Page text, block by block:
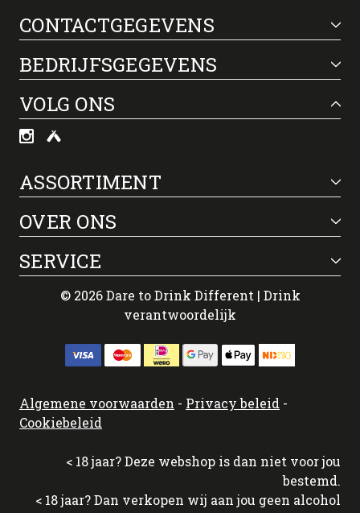
CONTACTGEGEVENS
BEDRIJFSGEGEVENS
VOLG ONS
ASSORTIMENT
OVER ONS
SERVICE
© 2026 Dare to Drink Different | Drink
verantwoordelijk
Algemene voorwaarden - Privacy beleid -
Cookiebeleid
< 18 jaar? Deze webshop is dan niet voor jou
bestemd.
< 18 jaar? Dan verkopen wij aan jou geen alcohol